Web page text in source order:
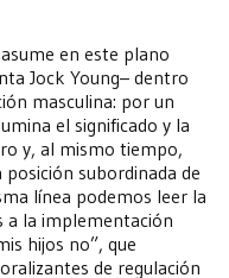
en este plano
Jock Young– dentro
masculina: por un
el significado y la
y, al mismo tiempo,
subordinada de
línea podemos leer la
a la implementación
hijos no”, que
de regulación